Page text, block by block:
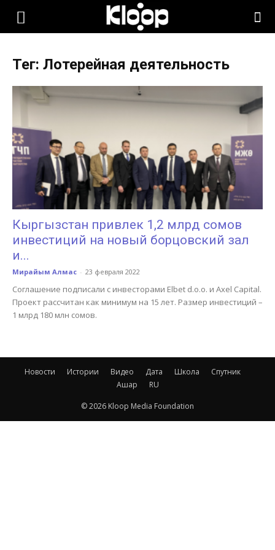
KLOOP.KG
Кыргызстана
Тег: Лотерейная деятельность
Кыргызстан привлек 1,2 млрд сомов
инвестиций на новый борцовский зал
и...
Мирайым Алмас - 23 февраля 2022
Соглашение подписали с инвесторами Elbet d.o.o. и Axel Capital.
Проект рассчитан как минимум на 15 лет. Размер инвестиций –
1 млрд 180 млн сомов.
Новости Истории Видео Дата Школа
Спутник
Ашар
RU
© 2026 Kloop Media Foundation